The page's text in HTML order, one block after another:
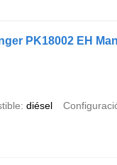
PK18002 EH
diésel